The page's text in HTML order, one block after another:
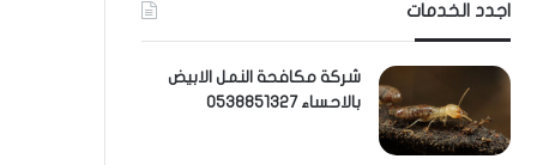
اجدد الخدمات
شركة مكافحة النمل الابيض
بالاحساء 0538851327